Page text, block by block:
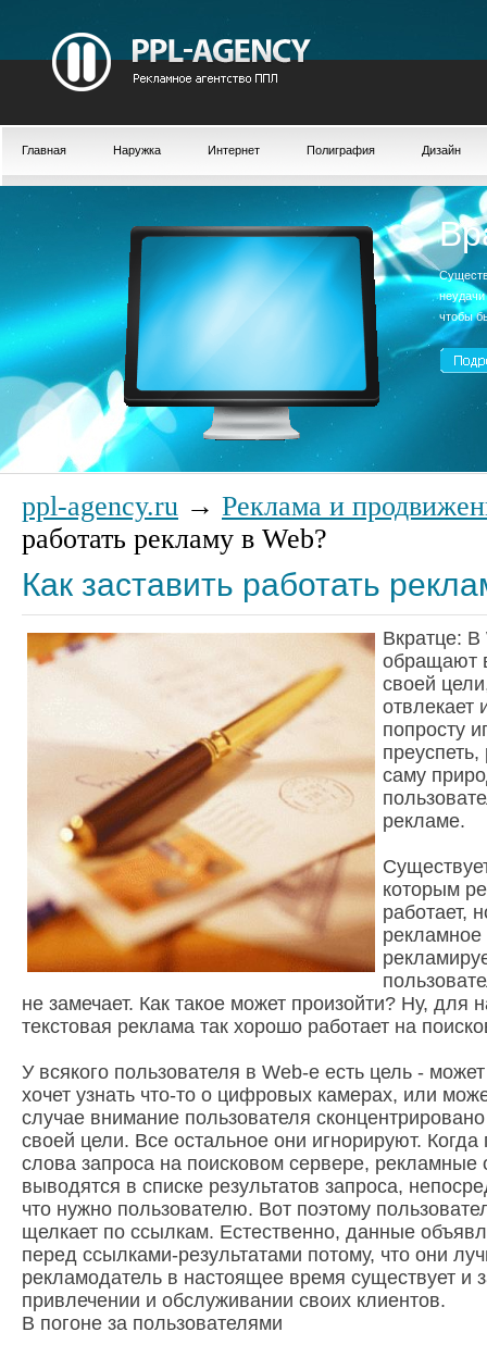
Главная Наружка Интернет Полиграфия Дизайн
чтобы
ppl-agency.ru → Реклама и
работать рекламу в Web?
Как заставить работать
Вкратце: В
обращают
своей
отвлекает
попросту
саму
рекламе.
которым
работает,
рекламное
не замечает. Как такое может произойти? Ну, для
текстовая реклама так хорошо работает на
У всякого пользователя в Web-е есть цель -
хочет узнать что-то о цифровых камерах, или
случае внимание пользователя
своей цели. Все остальное они игнорируют. Когда
слова запроса на поисковом сервере, рекламные
выводятся в списке результатов запроса,
что нужно пользователю. Вот поэтому
щелкает по ссылкам. Естественно, данные
перед ссылками-результатами потому, что они
рекламодатель в настоящее время существует и
привлечении и обслуживании своих клиентов.
В погоне за пользователями